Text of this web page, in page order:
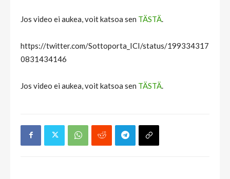
Jos video ei aukea, voit katsoa sen TÄSTÄ
https://twitter.com/Sottoporta_ICI/status/199334317
0831434146
Jos video ei aukea, voit katsoa sen TÄSTÄ